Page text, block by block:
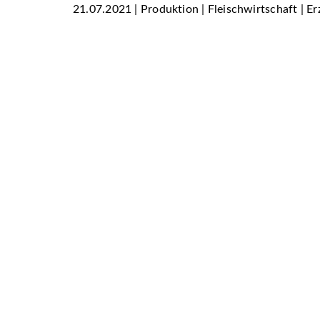
21.07.2021 | Produktion | Fleischwirtschaft |